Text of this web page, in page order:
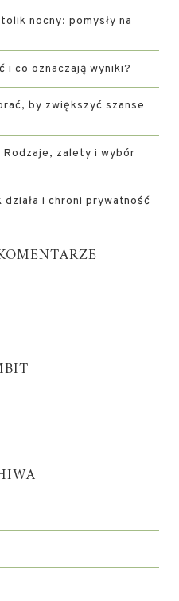
nocny: pomysły na
i co oznaczają wyniki?
by zwiększyć szanse
zalety i wybór
i chroni prywatność